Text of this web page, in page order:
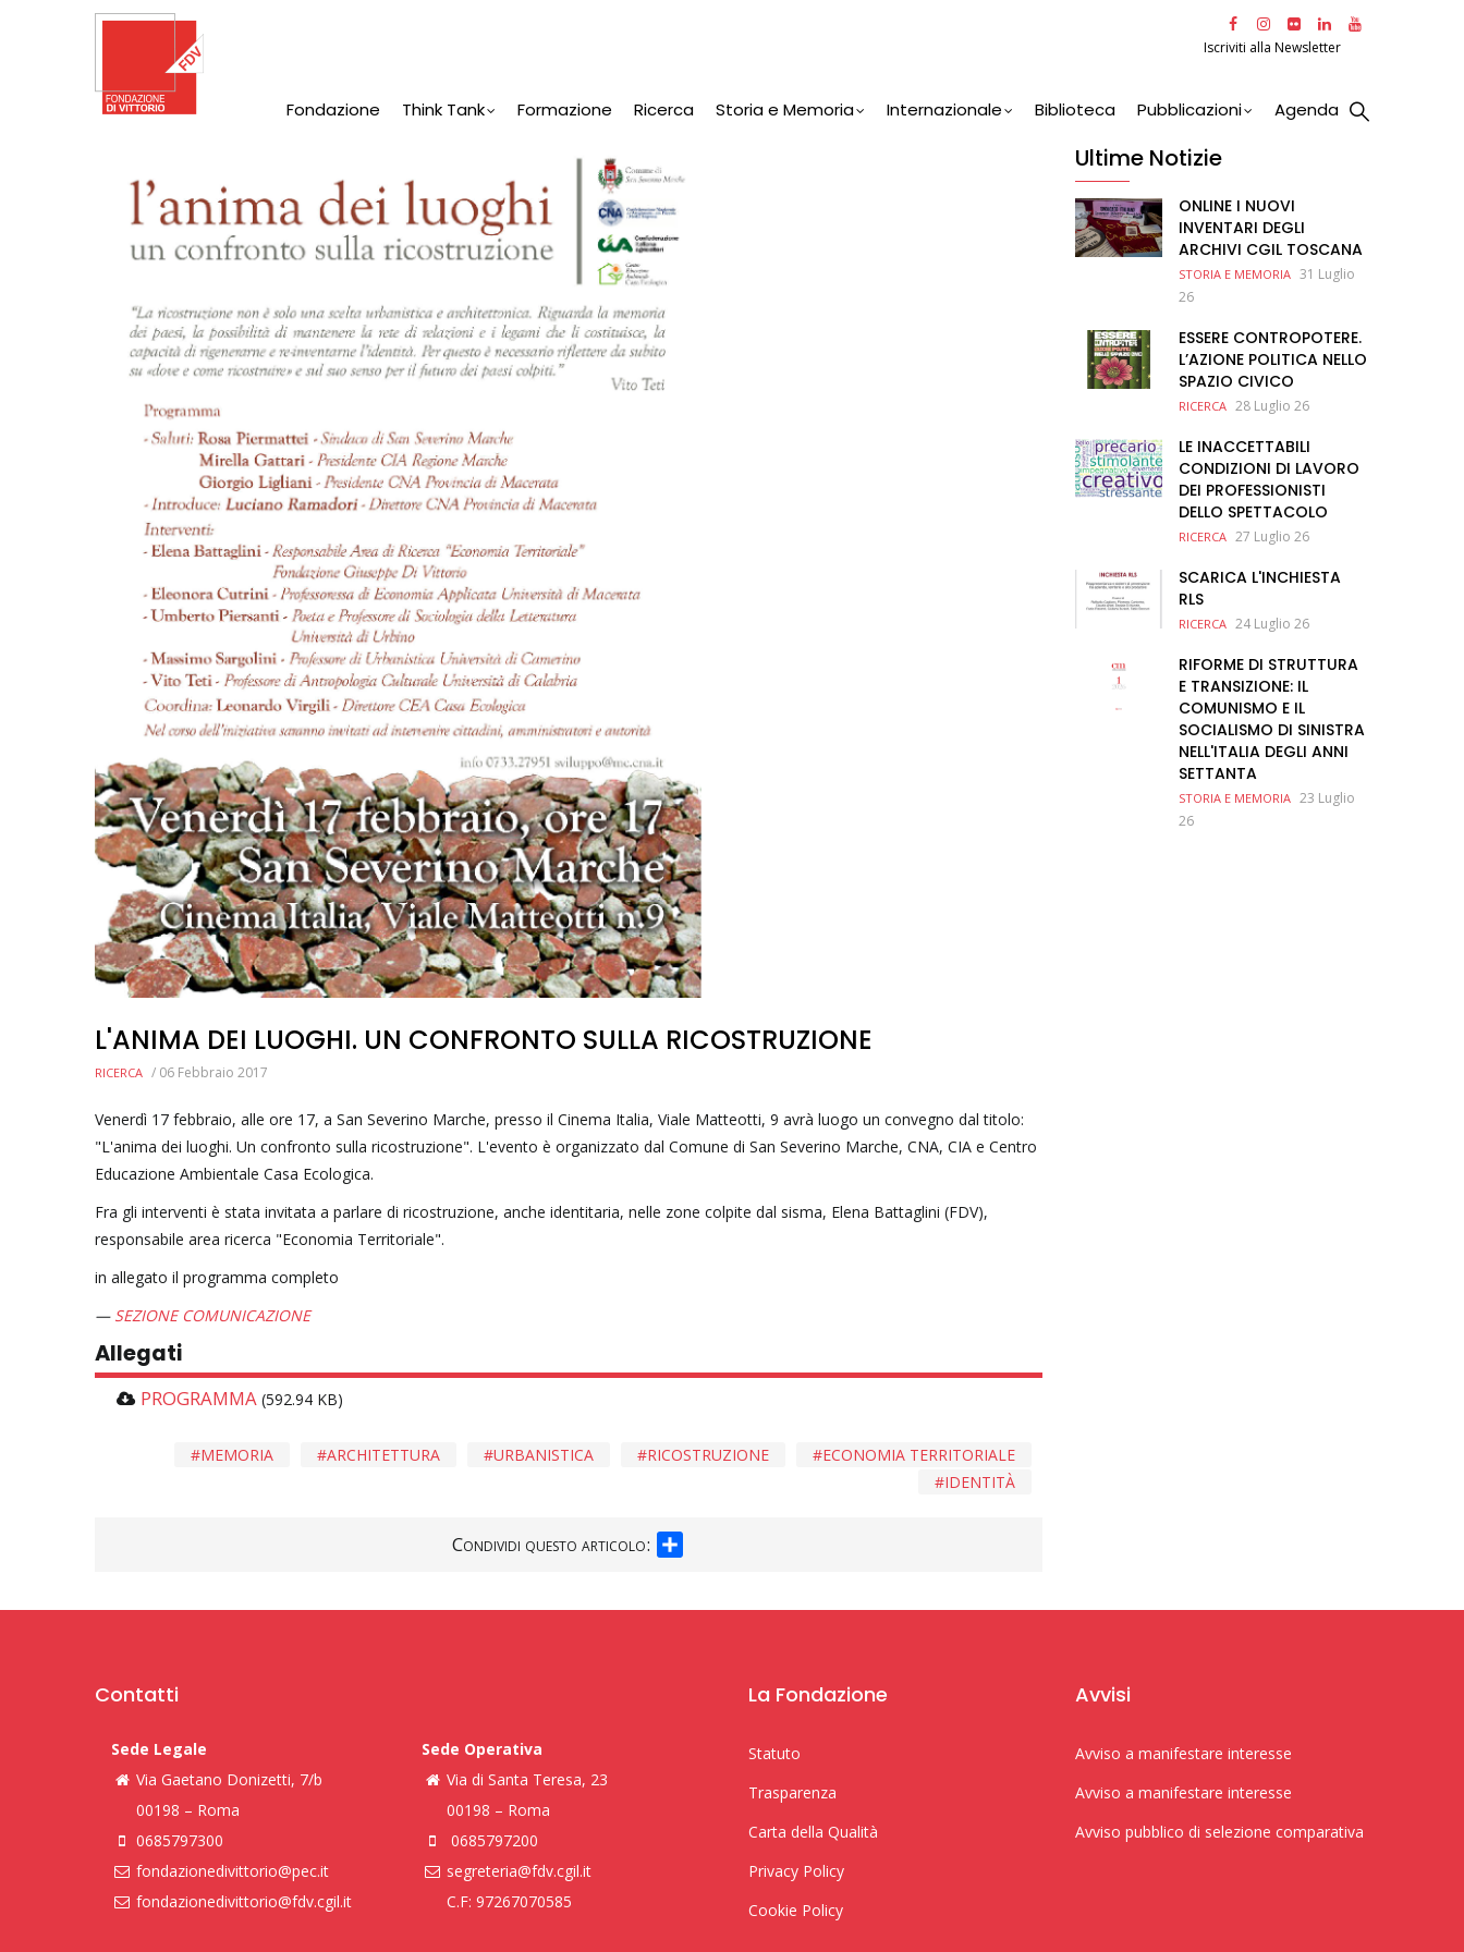
Iscriviti alla Newsletter
Fondazione Think Tank Formazione Ricerca Storia e Memoria Internazionale Biblioteca Pubblicazioni Agenda
L'ANIMA DEI LUOGHI. UN CONFRONTO SULLA RICOSTRUZIONE
RICERCA / 06 Febbraio 2017
Venerdì 17 febbraio, alle ore 17, a San Severino Marche, presso il Cinema Italia, Viale Matteotti, 9 avrà luogo un convegno dal titolo:
"L'anima dei luoghi. Un confronto sulla ricostruzione". L'evento è organizzato dal Comune di San Severino Marche, CNA, CIA e Centro
Educazione Ambientale Casa Ecologica.
Fra gli interventi è stata invitata a parlare di ricostruzione, anche identitaria, nelle zone colpite dal sisma, Elena Battaglini (FDV),
responsabile area ricerca "Economia Territoriale".
in allegato il programma completo
SEZIONE COMUNICAZIONE
Allegati
PROGRAMMA (592.94 KB)
ECONOMIA TERRITORIALE
RICOSTRUZIONE
URBANISTICA
ARCHITETTURA
MEMORIA
IDENTITÀ
Condividi questo articolo:
Ultime Notizie
ONLINE I NUOVI
INVENTARI DEGLI
ARCHIVI CGIL TOSCANA
STORIA E MEMORIA 31 Luglio
26
ESSERE CONTROPOTERE.
L’AZIONE POLITICA NELLO
SPAZIO CIVICO
RICERCA 28 Luglio 26
LE INACCETTABILI
CONDIZIONI DI LAVORO
DEI PROFESSIONISTI
DELLO SPETTACOLO
RICERCA 27 Luglio 26
SCARICA L'INCHIESTA
RLS
RICERCA 24 Luglio 26
RIFORME DI STRUTTURA
E TRANSIZIONE: IL
COMUNISMO E IL
SOCIALISMO DI SINISTRA
NELL'ITALIA DEGLI ANNI
SETTANTA
STORIA E MEMORIA 23 Luglio
26
Contatti
Sede Legale
Via Gaetano Donizetti, 7/b
00198 – Roma
0685797300
fondazionedivittorio@pec.it
fondazionedivittorio@fdv.cgil.it
Sede Operativa
Via di Santa Teresa, 23
00198 – Roma
0685797200
segreteria@fdv.cgil.it
C.F: 97267070585
La Fondazione
Statuto
Trasparenza
Carta della Qualità
Privacy Policy
Cookie Policy
Avvisi
Avviso a manifestare interesse
Avviso a manifestare interesse
Avviso pubblico di selezione comparativa